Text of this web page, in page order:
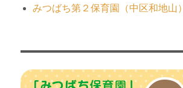
みつばち第２保育園（中区和地山）